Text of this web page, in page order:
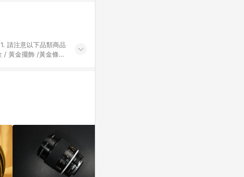
/ 黃金擺飾 /黃金條
動店家除外) 3. 訂